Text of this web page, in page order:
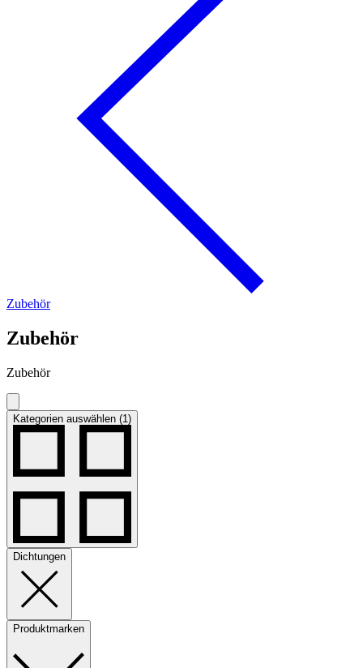
Zubehör
Zubehör
Zubehör
Kategorien auswählen (1)
Dichtungen
Produktmarken